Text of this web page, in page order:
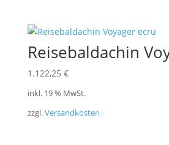
Reisebaldachin
1.122,25 €
inkl. 19 % MwSt.
zzgl.Versandkosten